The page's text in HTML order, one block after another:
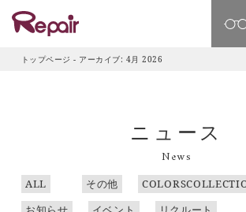
トップページ - アーカイブ: 4月 2026
ニュース
News
ALL その他